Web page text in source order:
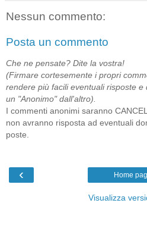
Nessun commento:
Posta un commento
Che ne pensate? Dite la vostra!
(Firmare cortesemente i propri
rendere più facili eventuali risposte e
un "Anonimo" dall'altro).
I commenti anonimi saranno
non avranno risposta ad eventuali
poste.
‹ Home
Visualizza